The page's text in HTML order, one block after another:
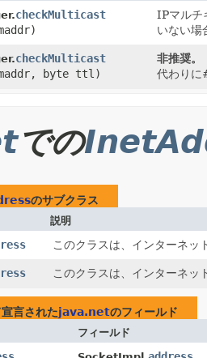
checkMulticast
IPマルチ
いない場
checkMulticast
byte ttl)
非推奨。
代わり
での
のサブクラス
説明
このクラスは、インターネ
このクラスは、インターネ
言されたjava.netのフィールド
フィールド